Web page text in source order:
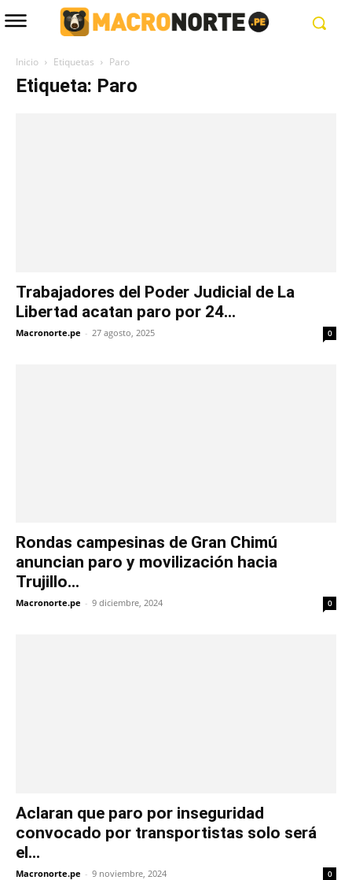
Inicio Etiquetas Paro
Etiqueta: Paro
Trabajadores del Poder Judicial de La
Libertad acatan paro por 24...
Macronorte.pe - 27 agosto, 2025 0
Rondas campesinas de Gran Chimú
anuncian paro y movilización hacia
Trujillo...
Macronorte.pe - 9 diciembre, 2024 0
Aclaran que paro por inseguridad
convocado por transportistas solo será
el...
Macronorte.pe - 9 noviembre, 2024 0